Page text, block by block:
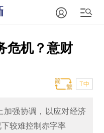
危机？意财
T中
加强协调，以应对经济
较难控制赤字率